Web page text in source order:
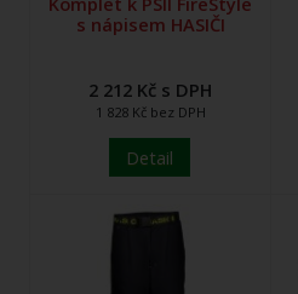
s nápisem HASIČI
2 212 Kč s DPH
1 828 Kč bez DPH
Detail